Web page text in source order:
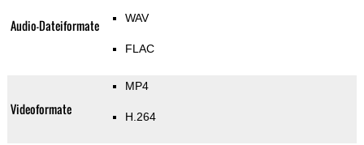
Audio-Dateiformate WAV
FLAC
Videoformate
MP4
H.264